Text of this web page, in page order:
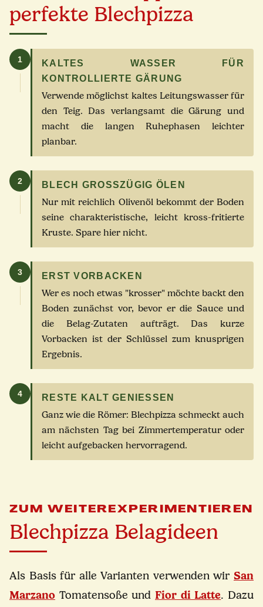
perfekte Blechpizza
1
KALTES WASSER FÜR
KONTROLLIERTE GÄRUNG
Verwende möglichst kaltes Leitungswasser für
den Teig. Das verlangsamt die Gärung und
macht die langen Ruhephasen leichter
planbar.
2 BLECH GROSSZÜGIG ÖLEN
Nur mit reichlich Olivenöl bekommt der Boden
seine charakteristische, leicht kross-fritierte
Kruste. Spare hier nicht.
3 ERST VORBACKEN
Wer es noch etwas "krosser" möchte backt den
Boden zunächst vor, bevor er die Sauce und
die Belag-Zutaten aufträgt. Das kurze
Vorbacken ist der Schlüssel zum knusprigen
Ergebnis.
4 RESTE KALT GENIESSEN
Ganz wie die Römer: Blechpizza schmeckt auch
am nächsten Tag bei Zimmertemperatur oder
leicht aufgebacken hervorragend.
ZUM WEITEREXPERIMENTIEREN
Blechpizza Belagideen
Als Basis für alle Varianten verwenden wir San
Marzano Tomatensoße und Fior di Latte. Dazu